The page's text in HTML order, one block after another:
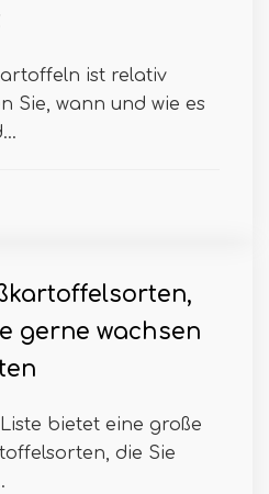
ist relativ
Sie, wann und wie es
gerne wachsen
bietet eine große
die Sie